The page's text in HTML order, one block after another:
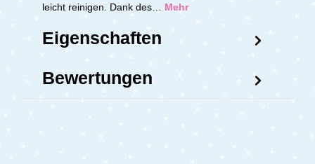
leicht reinigen. Dank des… Mehr
Eigenschaften
Bewertungen